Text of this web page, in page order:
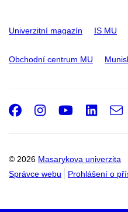
Univerzitní magazín IS MU
Obchodní centrum MU
© 2026 Masarykova univerzita
Správce webu
Prohlášení o
Facebook
Instagram